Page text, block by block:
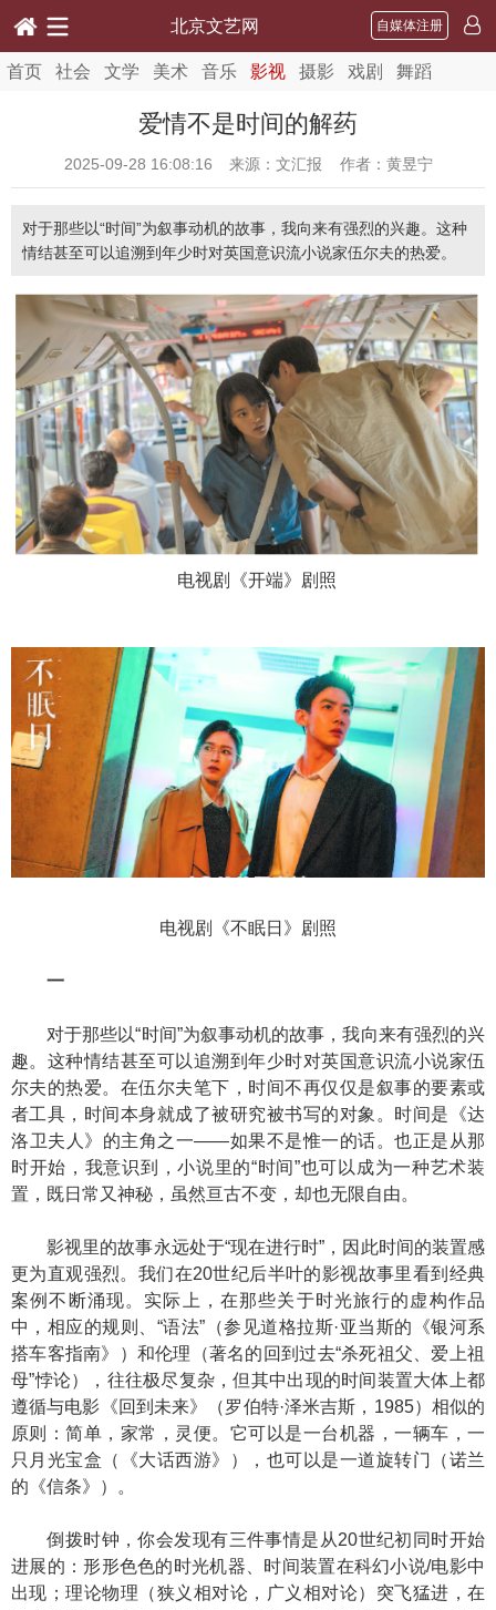
北京文艺网 自媒体注册
首页 社会 文学 美术 音乐 影视 摄影 戏剧 舞蹈
爱情不是时间的解药
2025-09-28 16:08:16 来源：文汇报 作者：黄昱宁
对于那些以“时间”为叙事动机的故事，我向来有强烈的兴趣。这种
情结甚至可以追溯到年少时对英国意识流小说家伍尔夫的热爱。
电视剧《开端》剧照
电视剧《不眠日》剧照
一
对于那些以“时间”为叙事动机的故事，我向来有强烈的兴
趣。这种情结甚至可以追溯到年少时对英国意识流小说家伍
尔夫的热爱。在伍尔夫笔下，时间不再仅仅是叙事的要素或
者工具，时间本身就成了被研究被书写的对象。时间是《达
洛卫夫人》的主角之一——如果不是惟一的话。也正是从那
时开始，我意识到，小说里的“时间”也可以成为一种艺术装
置，既日常又神秘，虽然亘古不变，却也无限自由。
影视里的故事永远处于“现在进行时”，因此时间的装置感
更为直观强烈。我们在20世纪后半叶的影视故事里看到经典
案例不断涌现。实际上，在那些关于时光旅行的虚构作品
中，相应的规则、“语法”（参见道格拉斯·亚当斯的《银河系
搭车客指南》）和伦理（著名的回到过去“杀死祖父、爱上祖
母”悖论），往往极尽复杂，但其中出现的时间装置大体上都
遵循与电影《回到未来》（罗伯特·泽米吉斯，1985）相似的
原则：简单，家常，灵便。它可以是一台机器，一辆车，一
只月光宝盒（《大话西游》），也可以是一道旋转门（诺兰
的《信条》）。
倒拨时钟，你会发现有三件事情是从20世纪初同时开始
进展的：形形色色的时光机器、时间装置在科幻小说/电影中
出现；理论物理（狭义相对论，广义相对论）突飞猛进，在